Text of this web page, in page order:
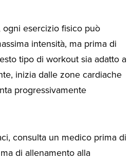
esercizio fisico può
intensità, ma prima di
tipo di workout sia adatto a
inizia dalle zone cardiache
progressivamente
consulta un medico prima di
di allenamento alla